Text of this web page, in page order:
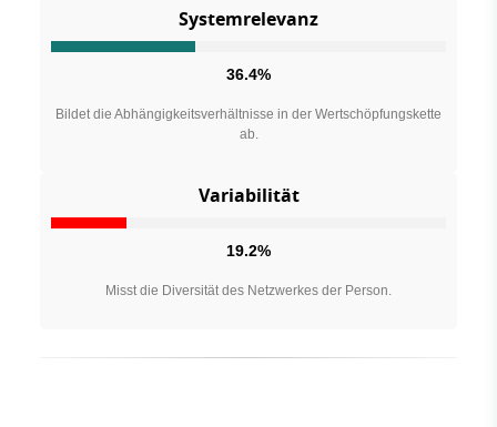
Systemrelevanz
36.4%
Bildet die Abhängigkeitsverhältnisse in der Wertschöpfungskette
ab.
Variabilität
19.2%
Misst die Diversität des Netzwerkes der Person.